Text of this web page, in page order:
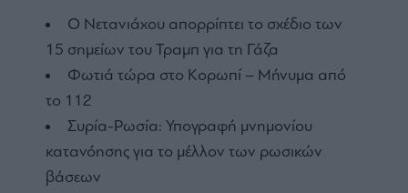
Ο Νετανιάχου απορρίπτει το σχέδιο των
15 σημείων του Τραμπ για τη Γάζα
Φωτιά τώρα στο Κορωπί – Μήνυμα από
το 112
Συρία-Ρωσία: Υπογραφή μνημονίου
κατανόησης για το μέλλον των ρωσικών
βάσεων